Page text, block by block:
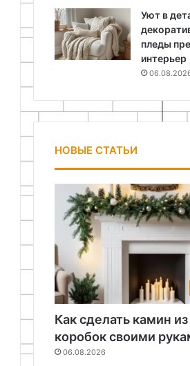
Уют в
пледы
интерьер
НОВЫЕ СТАТЬИ
Как сделать камин
коробок своими
06.08.2026